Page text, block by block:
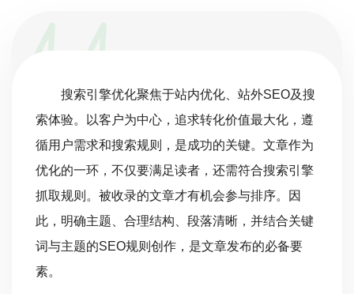
搜索引擎优化聚焦于站内优化、站外SEO及搜
索体验。以客户为中心，追求转化价值最大化，遵
循用户需求和搜索规则，是成功的关键。文章作为
优化的一环，不仅要满足读者，还需符合搜索引擎
抓取规则。被收录的文章才有机会参与排序。因
此，明确主题、合理结构、段落清晰，并结合关键
词与主题的SEO规则创作，是文章发布的必备要
素。